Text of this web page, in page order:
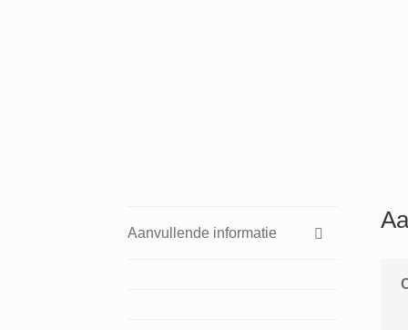
Aanvullende informatie